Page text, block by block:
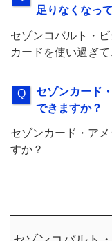
足りなくなっ
セゾンコバルト・
カードを使い過ぎ
セゾンカード
できますか？
セゾンカード・ア
すか？